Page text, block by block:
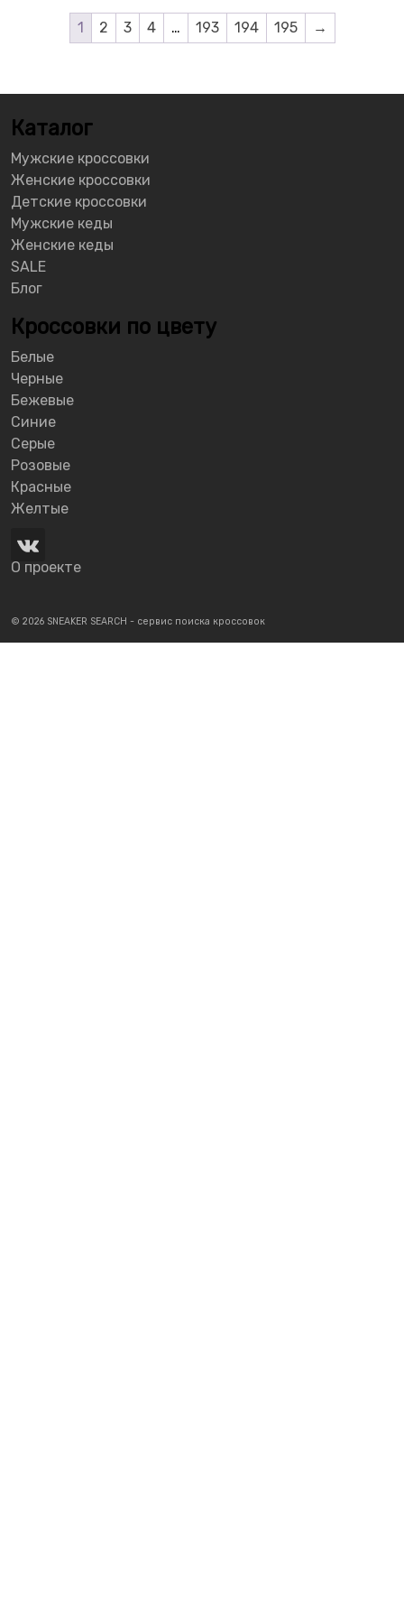
1 2 3 4 … 193 194 195 →
Каталог
Мужские кроссовки
Женские кроссовки
Детские кроссовки
Мужские кеды
Женские кеды
SALE
Блог
Кроссовки по цвету
Белые
Черные
Бежевые
Синие
Серые
Розовые
Красные
Желтые
О проекте
© 2026 SNEAKER SEARCH - сервис поиска кроссовок